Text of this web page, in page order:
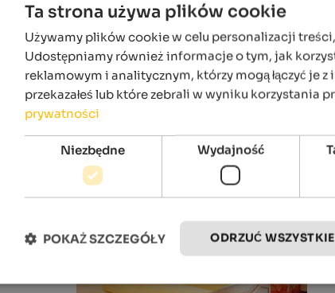
Ta strona używa plików cookie
Używamy plików cookie w celu personalizacji
Udostępniamy również informacje o tym, jak
reklamowym i analitycznym, którzy mogą łączyć je
przekazałeś lub które zebrali w wyniku korzystania
prywatności
Niezbędne Wydajność
ODRZUĆ WSZYSTKIE
POKAŻ SZCZEGÓŁY